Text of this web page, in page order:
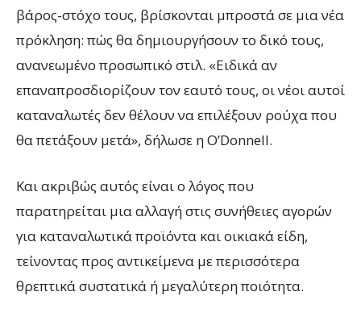
βάρος-στόχο τους, βρίσκονται μπροστά σε μια νέα
πρόκληση: πώς θα δημιουργήσουν το δικό τους,
ανανεωμένο προσωπικό στιλ. «Ειδικά αν
επαναπροσδιορίζουν τον εαυτό τους, οι νέοι αυτοί
καταναλωτές δεν θέλουν να επιλέξουν ρούχα που
θα πετάξουν μετά», δήλωσε η O’Donnell.
Και ακριβώς αυτός είναι ο λόγος που
παρατηρείται μια αλλαγή στις συνήθειες αγορών
για καταναλωτικά προϊόντα και οικιακά είδη,
τείνοντας προς αντικείμενα με περισσότερα
θρεπτικά συστατικά ή μεγαλύτερη ποιότητα.